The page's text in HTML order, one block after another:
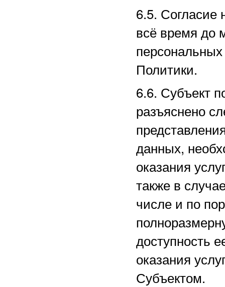
6.5. Согласие
всё время до
Политики.
6.6. Субъект
разъяснено
данных,
оказания
также в
числе и по
доступность
оказания
Субъектом.